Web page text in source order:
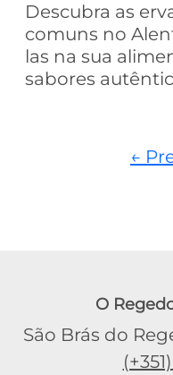
Descubra as
comuns no
las na sua
sabores
←
O
São Brás do